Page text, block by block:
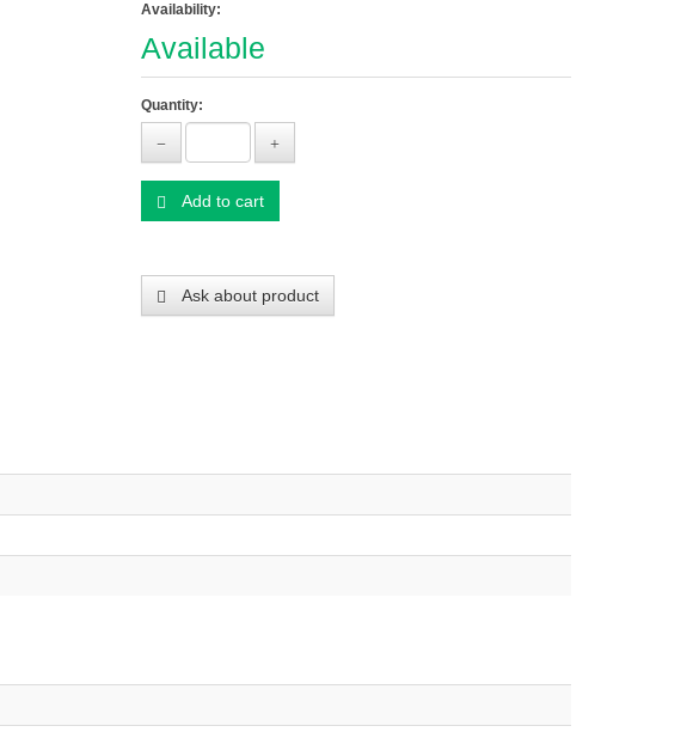
Availability:
Available
Quantity:
Add to cart
Ask about product